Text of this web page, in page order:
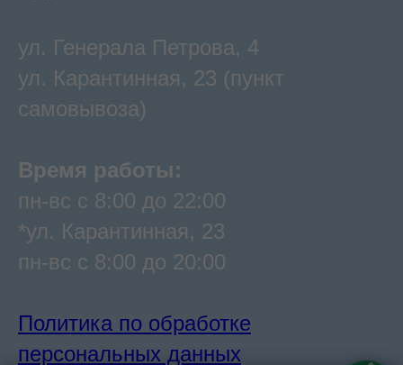
ул. Генерала Петрова, 4
ул. Карантинная, 23 (пункт
самовывоза)
Время работы:
пн-вс с 8:00 до 22:00
*ул. Карантинная, 23
пн-вс с 8:00 до 20:00
Политика по обработке
персональных данных